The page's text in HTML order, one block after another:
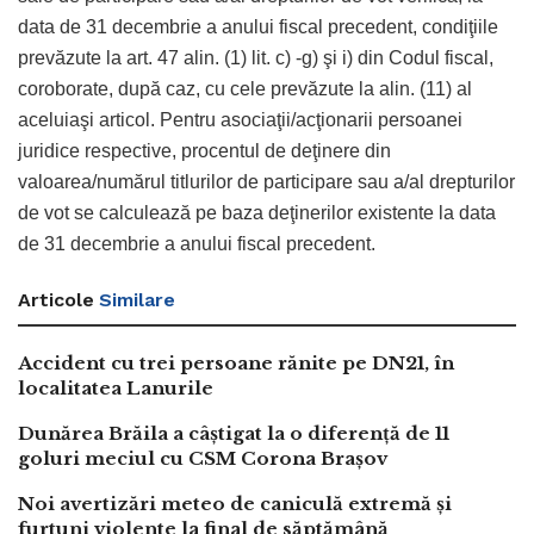
data de 31 decembrie a anului fiscal precedent, condiţiile
prevăzute la art. 47 alin. (1) lit. c) -g) şi i) din Codul fiscal,
coroborate, după caz, cu cele prevăzute la alin. (11) al
aceluiaşi articol. Pentru asociaţii/acţionarii persoanei
juridice respective, procentul de deţinere din
valoarea/numărul titlurilor de participare sau a/al drepturilor
de vot se calculează pe baza deţinerilor existente la data
de 31 decembrie a anului fiscal precedent.
Articole Similare
Accident cu trei persoane rănite pe DN21, în
localitatea Lanurile
Dunărea Brăila a câștigat la o diferență de 11
goluri meciul cu CSM Corona Brașov
Noi avertizări meteo de caniculă extremă și
furtuni violente la final de săptămână